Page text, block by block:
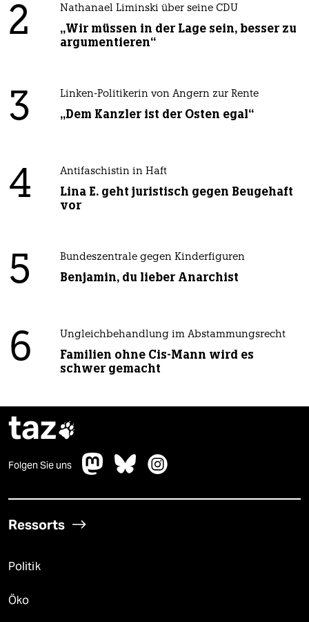
2 Nathanael Liminski über seine CDU
„Wir müssen in der Lage sein, besser zu
argumentieren“
3 Linken-Politikerin von Angern zur Rente
„Dem Kanzler ist der Osten egal“
4 Antifaschistin in Haft
Lina E. geht juristisch gegen Beugehaft
vor
5 Bundeszentrale gegen Kinderfiguren
Benjamin, du lieber Anarchist
6 Ungleichbehandlung im Abstammungsrecht
Familien ohne Cis-Mann wird es
schwer gemacht
taz
Folgen Sie uns
Ressorts
Politik
Öko